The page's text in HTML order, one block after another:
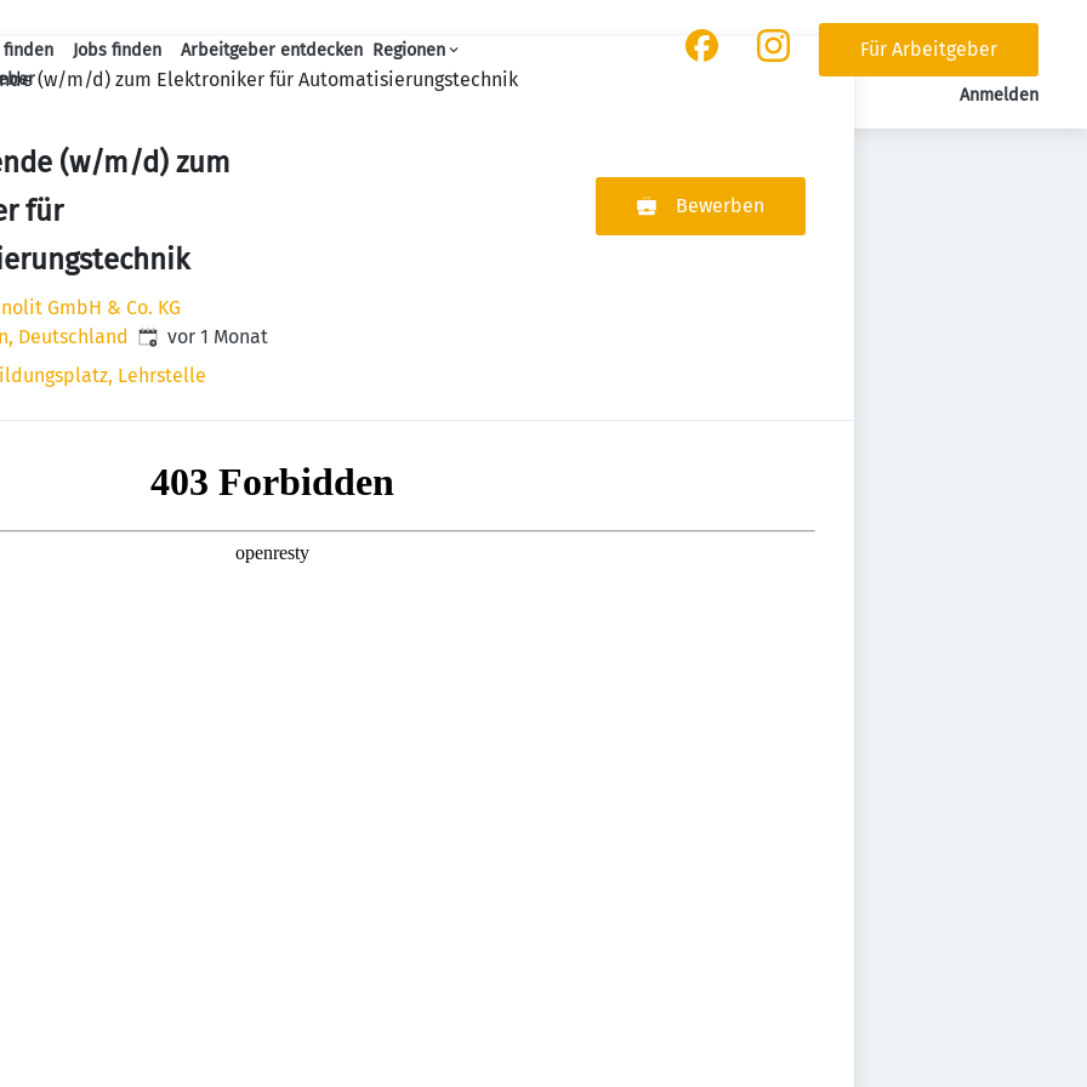
Haupt-Navigation
finden Jobs finden Arbeitgeber entdecken Regionen
Für Arbeitgeber
Anmelden
(w/m/d) zum Elektroniker für Automatisierungstechnik
(w/m/d) zum
für
GmbH & Co. KG
Deutschland Veröffentlicht:
vor 1 Monat
Lehrstelle
Bewerben